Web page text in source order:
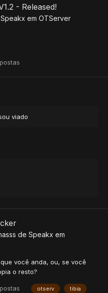
- Released!
Speakx em OTServer
viado
de Speakx em
você anda, ou, se você
o resto?
otserv tibia